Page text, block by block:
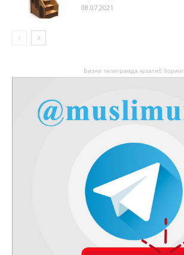
08.07.2021
Бизни телеграмда кузатиб боринг